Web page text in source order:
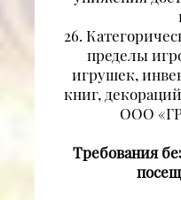
26.
пределы
игрушек,
книг,
ООО
Требования